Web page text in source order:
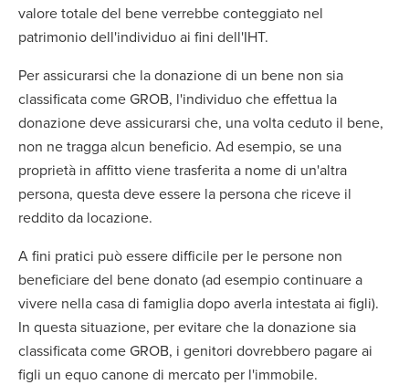
valore totale del bene verrebbe conteggiato nel
patrimonio dell'individuo ai fini dell'IHT.
Per assicurarsi che la donazione di un bene non sia
classificata come GROB, l'individuo che effettua la
donazione deve assicurarsi che, una volta ceduto il bene,
non ne tragga alcun beneficio. Ad esempio, se una
proprietà in affitto viene trasferita a nome di un'altra
persona, questa deve essere la persona che riceve il
reddito da locazione.
A fini pratici può essere difficile per le persone non
beneficiare del bene donato (ad esempio continuare a
vivere nella casa di famiglia dopo averla intestata ai figli).
In questa situazione, per evitare che la donazione sia
classificata come GROB, i genitori dovrebbero pagare ai
figli un equo canone di mercato per l'immobile.